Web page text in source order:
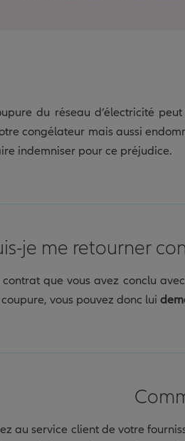
du réseau d’électricité
congélateur mais aussi
indemniser pour ce préjudice.
je me retourner
que vous avez conclu
vous pouvez donc lui
au service client de votre